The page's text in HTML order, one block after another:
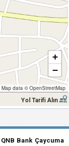
+
−
Map data ©OpenStreetMap
Yol Tarifi Alın
Bank Çaycuma